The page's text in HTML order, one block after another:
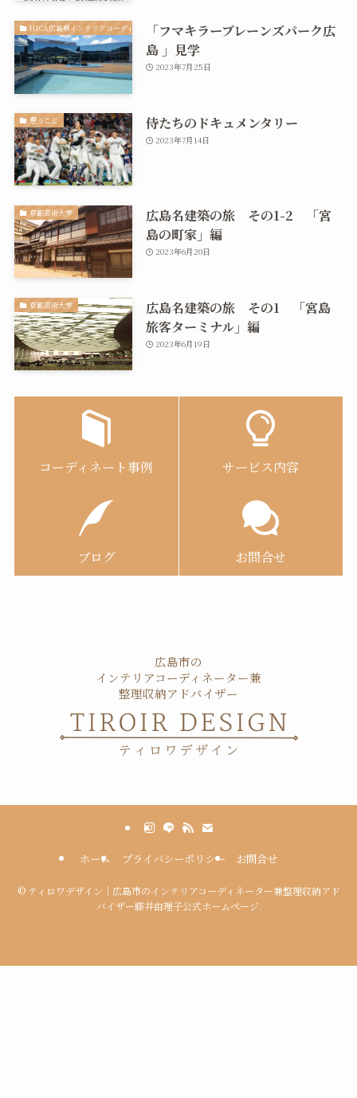
HICA広島県インテリアコーディネーター協会「フマキラーブレーンズパーク広
島 」見学
2023年7月25日
思うこと 侍たちのドキュメンタリー
2023年7月14日
京都芸術大学
広島名建築の旅 その1-2 「宮
島の町家」編
2023年6月20日
京都芸術大学
広島名建築の旅 その1 「宮島
旅客ターミナル」編
2023年6月19日
コーディネート事例 サービス内容
ブログ お問合せ
広島市の
インテリアコーディネーター兼
整理収納アドバイザー
ホーム プライバシーポリシー お問合せ
©ティロワデザイン｜広島市のインテリアコーディネーター兼整理収納アド
バイザー藤井由理子公式ホームページ.